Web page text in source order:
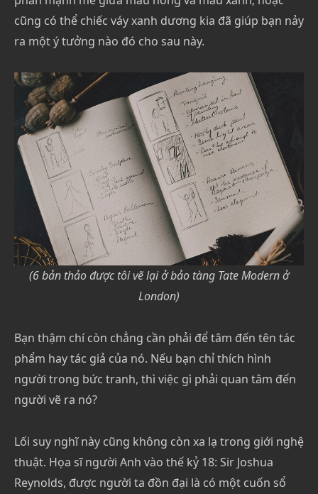
cũng có thể chiếc váy xanh dương kia đã giúp bạn nảy
ra một ý tưởng nào đó cho sau này.
(6 bản thảo được tôi vẽ lại ở bảo tàng Tate Modern ở
London)
Bạn thậm chí còn chẳng cần phải để tâm đến tên tác
phẩm hay tác giả của nó. Nếu bạn chỉ thích hình
người trong bức tranh, thì việc gì phải quan tâm đến
người vẽ ra nó?
Lối suy nghĩ này cũng không còn xa lạ trong giới nghệ
thuật. Họa sĩ người Anh vào thế kỷ 18: Sir Joshua
Reynolds, được người ta đồn đại là có một cuốn sổ